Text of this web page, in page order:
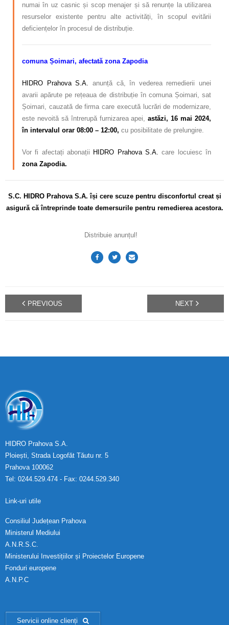
numai în uz casnic și scop menajer și să renunțe la utilizarea
resurselor existente pentru alte activități, în scopul evitării
deficiențelor în procesul de distribuție.
comuna Șoimari, afectată zona Zapodia
HIDRO Prahova S.A.
anunță că, în vederea remedierii unei
avarii apărute pe rețeaua de distribuție în comuna Șoimari, sat
Șoimari, cauzată de firma care execută lucrări de modernizare,
este nevoită să întrerupă furnizarea apei,astăzi, 16 mai 2024,
în intervalul orar 08:00 – 12:00, cu posibilitate de prelungire.
Vor fi afectați abonații HIDRO Prahova S.A.
care locuiesc în
zona Zapodia.
S.C. HIDRO Prahova S.A. își cere scuze pentru disconfortul creat și
asigură că întreprinde toate demersurile pentru remedierea acestora.
Distribuie anunțul!
PREVIOUS NEXT
HIDRO Prahova S.A.
Ploiești, Strada Logofăt Tăutu nr. 5
Prahova 100062
Tel: 0244.529.474 - Fax: 0244.529.340
Link-uri utile
Consiliul Județean Prahova
Ministerul Mediului
A.N.R.S.C.
Ministerului Investițiilor și Proiectelor Europene
Fonduri europene
A.N.P.C
Servicii online clienți